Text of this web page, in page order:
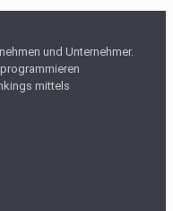
und Unternehmer.
mittels